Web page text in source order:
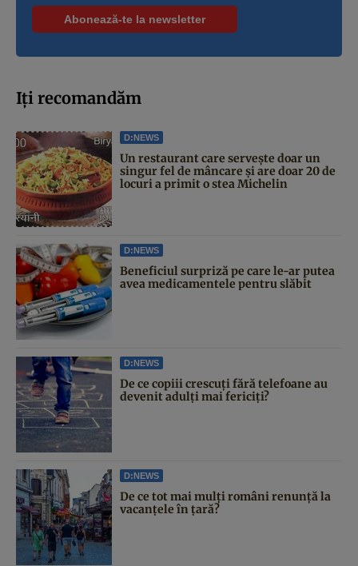
Iți recomandăm
D:NEWS
Un restaurant care servește doar un
singur fel de mâncare și are doar 20 de
locuri a primit o stea Michelin
D:NEWS
Beneficiul surpriză pe care le-ar putea
avea medicamentele pentru slăbit
D:NEWS
De ce copiii crescuți fără telefoane au
devenit adulți mai fericiți?
D:NEWS
De ce tot mai mulți români renunță la
vacanțele în țară?